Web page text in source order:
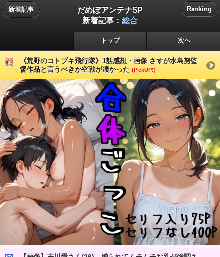
新着記事
だめぽアンテナSP
新着記事： 総合
Ranking
トップ 次へ
《荒野のコトブキ飛行隊》1話感想・画像 さすが水島努監
督作品と言うべきか空戦が凄かった (PickUP!)